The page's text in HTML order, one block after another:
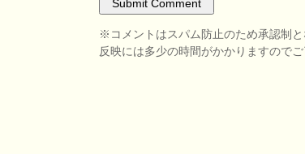
※コメントはスパム防止のため承認制と
反映には多少の時間がかかりますのでご